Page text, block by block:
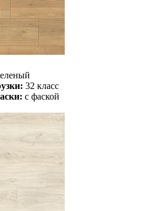
32 класс
с фаской